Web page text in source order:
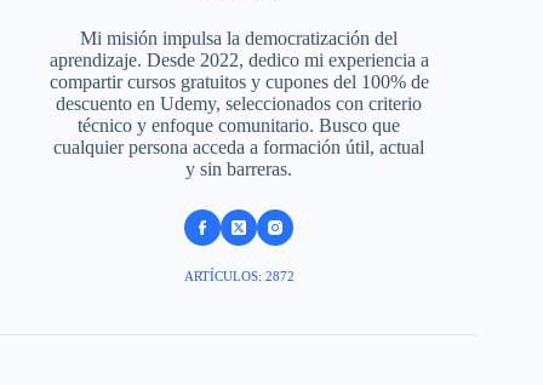
Mi misión impulsa la democratización del
aprendizaje. Desde 2022, dedico mi experiencia a
compartir cursos gratuitos y cupones del 100% de
descuento en Udemy, seleccionados con criterio
técnico y enfoque comunitario. Busco que
cualquier persona acceda a formación útil, actual
y sin barreras.
ARTÍCULOS: 2872